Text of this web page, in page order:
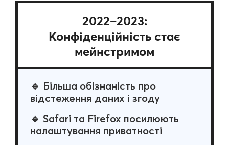
2022–2023:
Конфіденційність стає
мейнстримом
🔹 Більша обізнаність про
відстеження даних і згоду
🔹 Safari та Firefox посилюють
налаштування приватності